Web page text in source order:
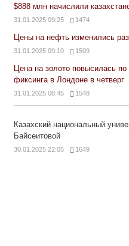
$888 млн начислили
31.01.2025 09:25 1474
Цены на нефть изменились
31.01.2025 09:10 1509
Цена на золото повысилась по
фиксинга в Лондоне в четверг
31.01.2025 08:45 1548
Казахский национальный
Байсеитовой
30.01.2025 22:05 1649